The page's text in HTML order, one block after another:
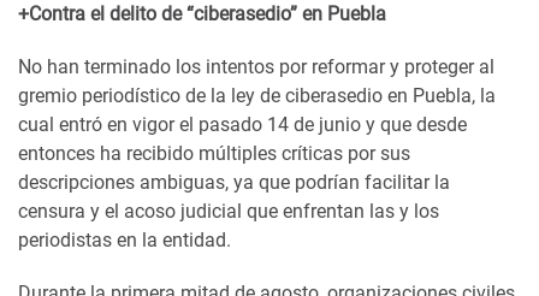
+Contra el delito de “ciberasedio” en Puebla
No han terminado los intentos por reformar y proteger al
gremio periodístico de la ley de ciberasedio en Puebla, la
cual entró en vigor el pasado 14 de junio y que desde
entonces ha recibido múltiples críticas por sus
descripciones ambiguas, ya que podrían facilitar la
censura y el acoso judicial que enfrentan las y los
periodistas en la entidad.